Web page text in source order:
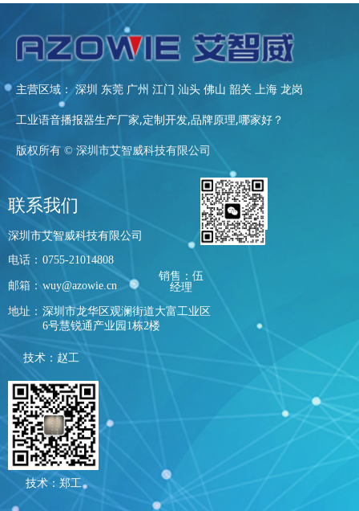
电话： 0755-21014808
邮箱： wuy@azowie.cn
地址： 深圳市龙华区观澜街道大富工业区
6号慧锐通产业园1栋2楼
联系我们
深圳市艾智威科技有限公司
销售：伍
经理
版权所有 © 深圳市艾智威科技有限公司
主营区域： 深圳 东莞 广州 江门 汕头 佛山 韶关 上海 龙岗
工业语音播报器生产厂家,定制开发,品牌原理,哪家好？
技术：赵工
技术：郑工